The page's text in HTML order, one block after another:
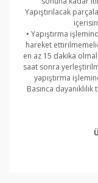
Yapıştırılacak
• Yapıştırma
hareket
en az 15 dakika
saat sonra
yapıştırma
Basınca